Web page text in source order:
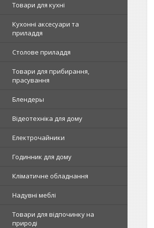
Товари для кухні
Кухонні аксесуари та
приладдя
Столове приладдя
Товари для прибирання,
прасування
Блендеры
Відеотехніка для дому
Електрочайники
Годинник для дому
Кліматичне обладнання
Надувні меблі
Товари для відпочинку на
природі